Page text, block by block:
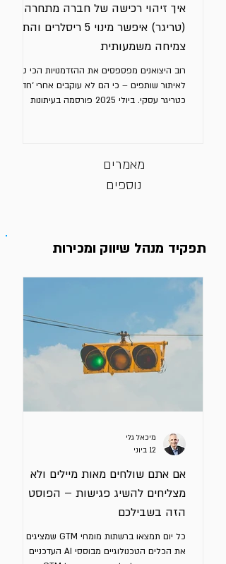
איך זיהוי רכישה של חברה מתחרה
(טריגר) איפשר מינוי 5 ריסלרים והתניע
צמיחה משמעותית
רוב היצואנים מפספסים את ההזדמנויות הכי טובות
לאיתור שותפים – כי הם לא עוקבים אחרי ‘חדשות’
כטריגר עסקי. ביולי 2025 פורסמה בעיתונות
של החברה הגרמנית הוא מוצר שמשתלב בקווי
שריסלרים חזקים בענף חייבים שיהיה להם בסל.
מאמרים
נוספים
תפקיד מנהל שיווק ומכירות
אם אתם שולחים מאות מיילים ולא
מצליחים להשיג פגישות – הפוסט
הזה בשבילכם
כל יום תמצאו ברשתות מומחי GTM שמציגים לכם
את הכלים הטכנולוגיים מבוססי AI העדכניים
מיכאל גלי
12 ביוני